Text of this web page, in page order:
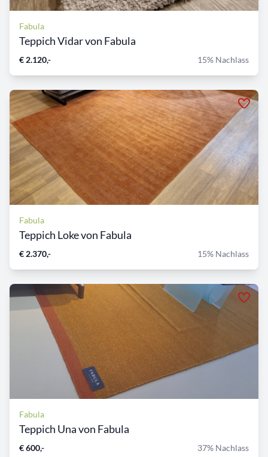
Fabula
Teppich Vidar von Fabula
€ 2.120,- 15% Nachlass
Fabula
Teppich Loke von Fabula
€ 2.370,- 15% Nachlass
Fabula
Teppich Una von Fabula
€ 600,- 37% Nachlass